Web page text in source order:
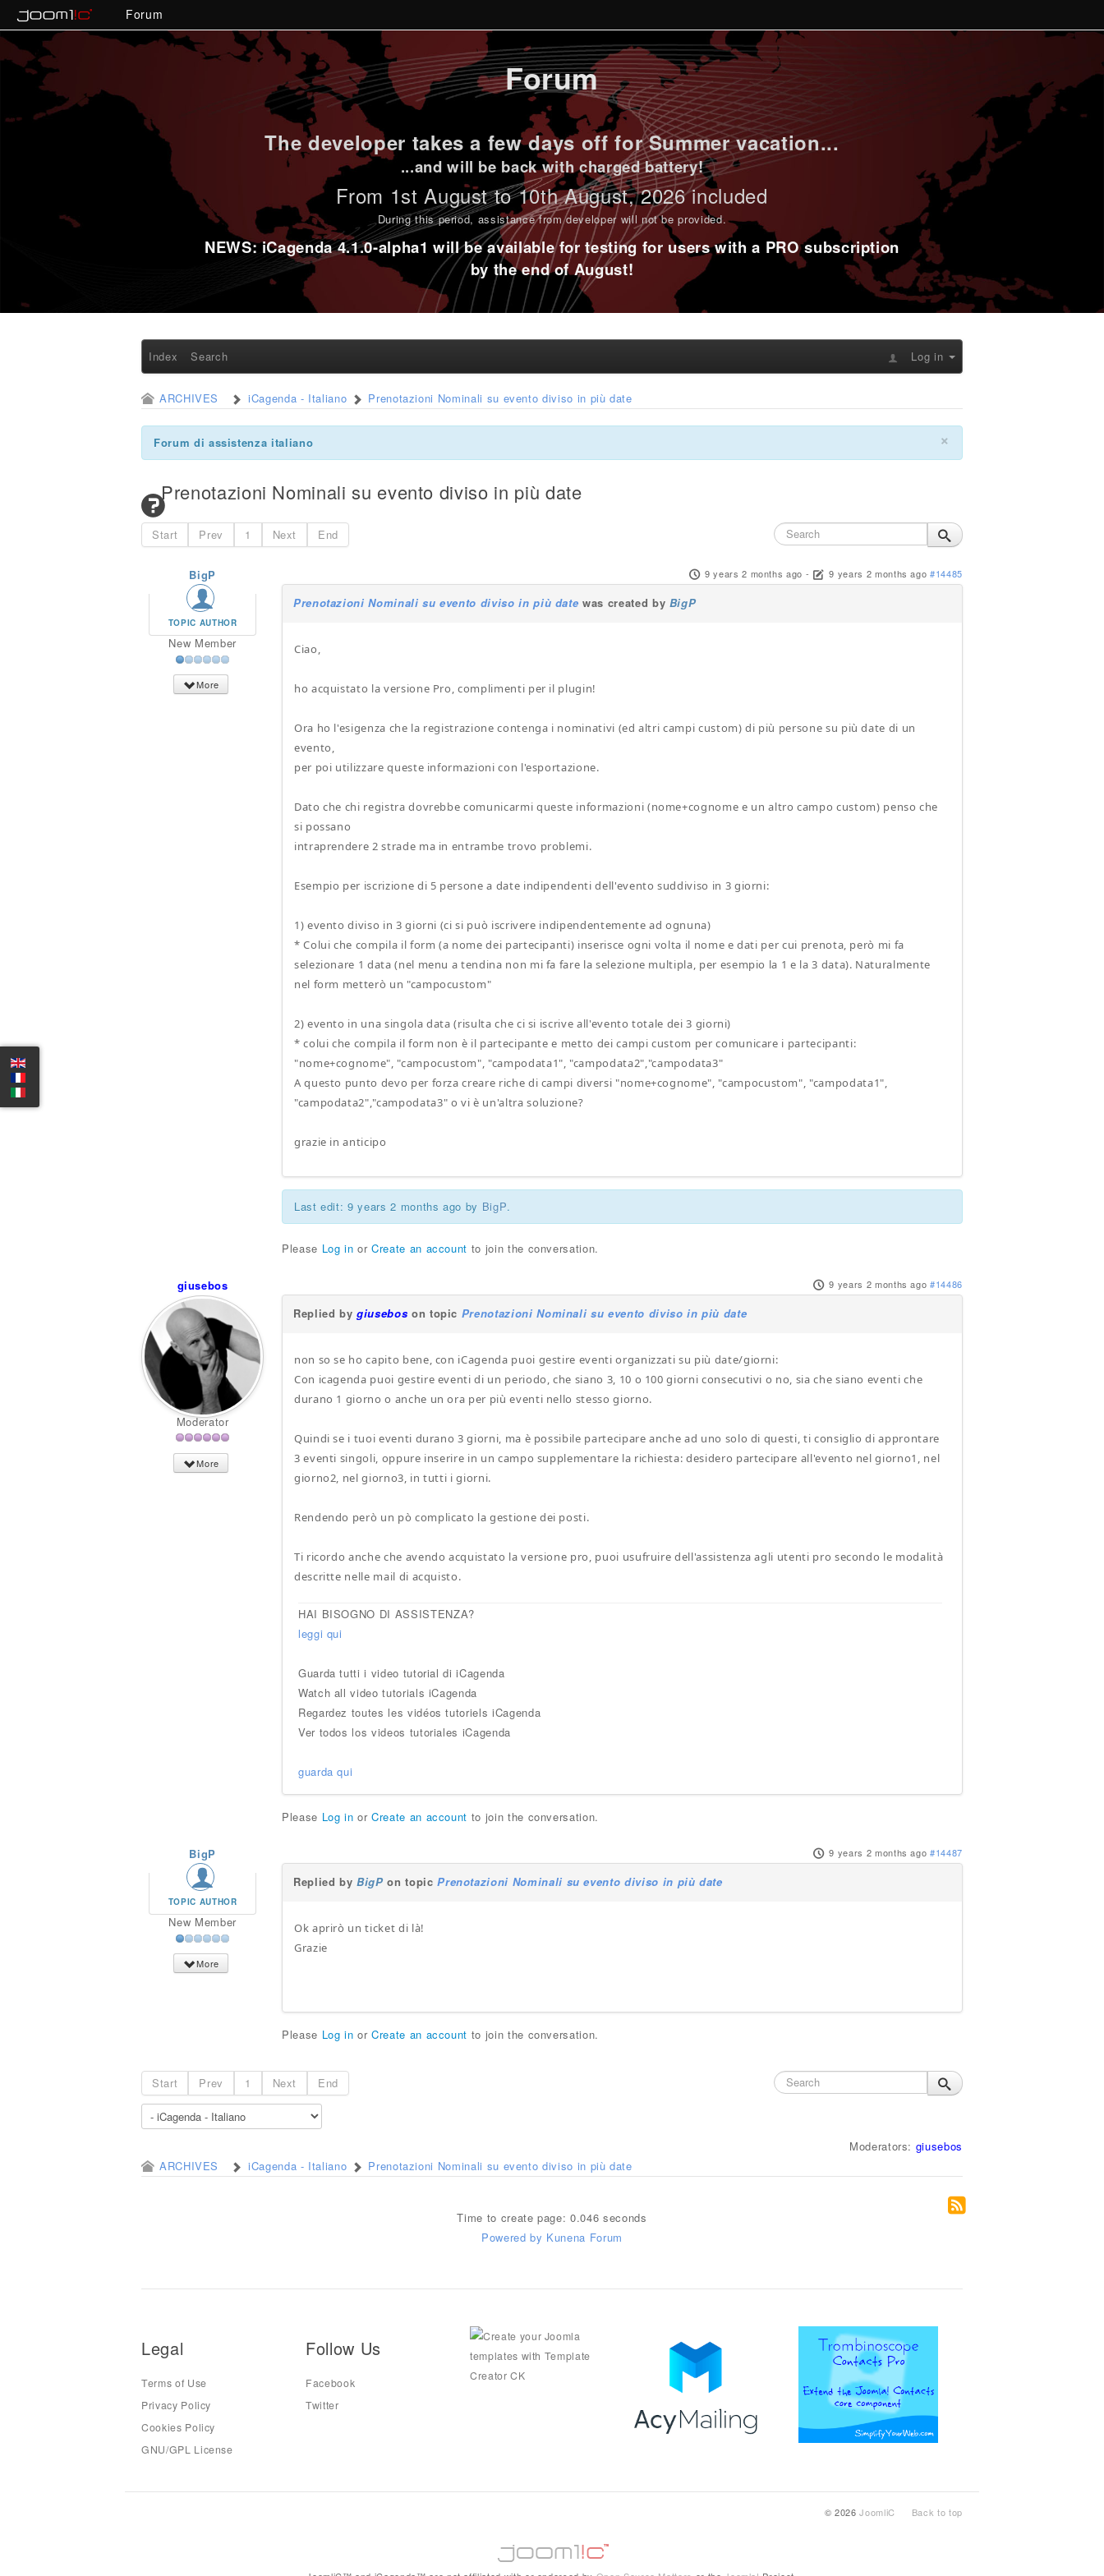
Forum
Forum
The developer takes a few days off for Summer vacation...
...and will be back with charged battery!
From 1st August to 10th August, 2026 included
During this period, assistance from developer will not be provided.
NEWS: iCagenda 4.1.0-alpha1 will be available for testing for users with a PRO subscription
by the end of August!
Index Search Log in
ARCHIVES iCagenda - Italiano Prenotazioni Nominali su evento diviso in più date
×
Forum di assistenza italiano
Prenotazioni Nominali su evento diviso in più date
Start Prev 1 Next End
BigP
TOPIC AUTHOR
New Member
More
9 years 2 months ago - 9 years 2 months ago #14485
Prenotazioni Nominali su evento diviso in più date was created by BigP
Ciao,
ho acquistato la versione Pro, complimenti per il plugin!
Ora ho l'esigenza che la registrazione contenga i nominativi (ed altri campi custom) di più persone su più date di un
evento,
per poi utilizzare queste informazioni con l'esportazione.
Dato che chi registra dovrebbe comunicarmi queste informazioni (nome+cognome e un altro campo custom) penso che
si possano
intraprendere 2 strade ma in entrambe trovo problemi.
Esempio per iscrizione di 5 persone a date indipendenti dell'evento suddiviso in 3 giorni:
1) evento diviso in 3 giorni (ci si può iscrivere indipendentemente ad ognuna)
* Colui che compila il form (a nome dei partecipanti) inserisce ogni volta il nome e dati per cui prenota, però mi fa
selezionare 1 data (nel menu a tendina non mi fa fare la selezione multipla, per esempio la 1 e la 3 data). Naturalmente
nel form metterò un "campocustom"
2) evento in una singola data (risulta che ci si iscrive all'evento totale dei 3 giorni)
* colui che compila il form non è il partecipante e metto dei campi custom per comunicare i partecipanti:
"nome+cognome", "campocustom", "campodata1", "campodata2","campodata3"
A questo punto devo per forza creare riche di campi diversi "nome+cognome", "campocustom", "campodata1",
"campodata2","campodata3" o vi è un'altra soluzione?
grazie in anticipo
Last edit: 9 years 2 months ago by BigP.
Please Log in orCreate an account to join the conversation.
giusebos
Moderator
More
9 years 2 months ago #14486
Replied bygiusebos on topic Prenotazioni Nominali su evento diviso in più date
non so se ho capito bene, con iCagenda puoi gestire eventi organizzati su più date/giorni:
Con icagenda puoi gestire eventi di un periodo, che siano 3, 10 o 100 giorni consecutivi o no, sia che siano eventi che
durano 1 giorno o anche un ora per più eventi nello stesso giorno.
Quindi se i tuoi eventi durano 3 giorni, ma è possibile partecipare anche ad uno solo di questi, ti consiglio di approntare
3 eventi singoli, oppure inserire in un campo supplementare la richiesta: desidero partecipare all'evento nel giorno1, nel
giorno2, nel giorno3, in tutti i giorni.
Rendendo però un pò complicato la gestione dei posti.
Ti ricordo anche che avendo acquistato la versione pro, puoi usufruire dell'assistenza agli utenti pro secondo le modalità
descritte nelle mail di acquisto.
HAI BISOGNO DI ASSISTENZA?
leggi qui
Guarda tutti i video tutorial di iCagenda
Watch all video tutorials iCagenda
Regardez toutes les vidéos tutoriels iCagenda
Ver todos los videos tutoriales iCagenda
guarda qui
Please Log in orCreate an account to join the conversation.
BigP
TOPIC AUTHOR
New Member
More
9 years 2 months ago #14487
Replied byBigP on topicPrenotazioni Nominali su evento diviso in più date
Ok aprirò un ticket di là!
Grazie
Please Log in orCreate an account to join the conversation.
Start Prev 1 Next End
Moderators: giusebos
ARCHIVES
iCagenda - Italiano Prenotazioni Nominali su evento diviso in più date
Time to create page: 0.046 seconds
Powered by Kunena Forum
Legal
Terms of Use
Privacy Policy
Cookies Policy
GNU/GPL License
Follow Us
Facebook
Twitter
Back to top
© 2026JoomliC